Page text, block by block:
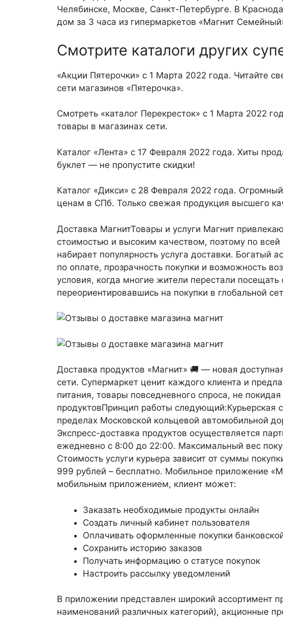
Челябинске, Москве, Санкт-Петербурге. В
дом за 3 часа из гипермаркетов «Магнит
Смотрите каталоги других
«Акции Пятерочки» с 1 Марта 2022 года. Читайте
сети магазинов «Пятерочка».
Смотреть «каталог Перекресток» с 1 Марта 2022
товары в магазинах сети.
Каталог «Лента» с 17 Февраля 2022 года. Хиты
буклет — не пропустите скидки!
Каталог «Дикси» с 28 Февраля 2022 года.
ценам в СПб. Только свежая продукция высшего
Доставка МагнитТовары и услуги Магнит
стоимостью и высоким качеством, поэтому по всей
набирает популярность услуга доставки. Богатый
по оплате, прозрачность покупки и возможность
условия, когда многие жители перестали
переориентировавшись на покупки в глобальной
Доставка продуктов «Магнит» 🚚 — новая
сети. Супермаркет ценит каждого клиента и
питания, товары повседневного спроса, не
продуктовПринцип работы следующий:Курьерская
пределах Московской кольцевой автомобильной
Экспресс-доставка продуктов осуществляется
ежедневно с 8:00 до 22:00. Максимальный вес
Стоимость услуги курьера зависит от суммы
999 рублей – бесплатно. Мобильное приложение
мобильным приложением, клиент может:
Заказать необходимые продукты онлайн
Создать личный кабинет пользователя
Оплачивать оформленные покупки
Сохранить историю заказов
Получать информацию о статусе покупок
Настроить рассылку уведомлений
В приложении представлен широкий ассортимент
наименований различных категорий), акционные